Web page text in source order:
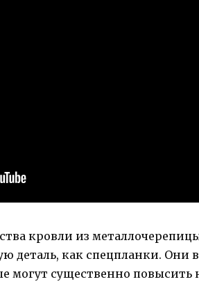
кровли из
деталь, как спецпланки. Они
могут существенно повысить